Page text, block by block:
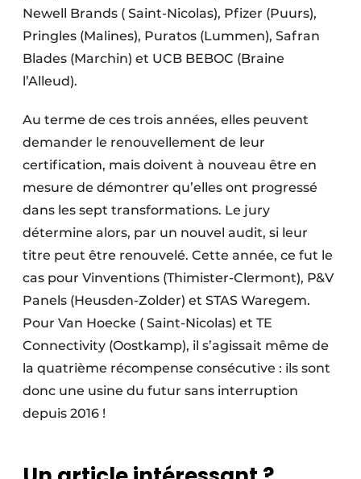
Newell Brands ( Saint-Nicolas), Pfizer (Puurs),
Pringles (Malines), Puratos (Lummen), Safran
Blades (Marchin) et UCB BEBOC (Braine
l’Alleud).
Au terme de ces trois années, elles peuvent
demander le renouvellement de leur
certification, mais doivent à nouveau être en
mesure de démontrer qu’elles ont progressé
dans les sept transformations. Le jury
détermine alors, par un nouvel audit, si leur
titre peut être renouvelé. Cette année, ce fut le
cas pour Vinventions (Thimister-Clermont), P&V
Panels (Heusden-Zolder) et STAS Waregem.
Pour Van Hoecke ( Saint-Nicolas) et TE
Connectivity (Oostkamp), il s’agissait même de
la quatrième récompense consécutive : ils sont
donc une usine du futur sans interruption
depuis 2016 !